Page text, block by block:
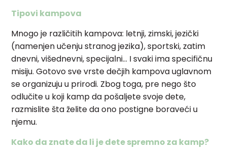
Tipovi kampova
Mnogo je različitih kampova: letnji, zimski, jezički
(namenjen učenju stranog jezika), sportski, zatim
dnevni, višednevni, specijalni… I svaki ima specifičnu
misiju. Gotovo sve vrste dečjih kampova uglavnom
se organizuju u prirodi. Zbog toga, pre nego što
odlučite u koji kamp da pošaljete svoje dete,
razmislite šta želite da ono postigne boraveći u
njemu.
Kako da znate da li je dete spremno za kamp?